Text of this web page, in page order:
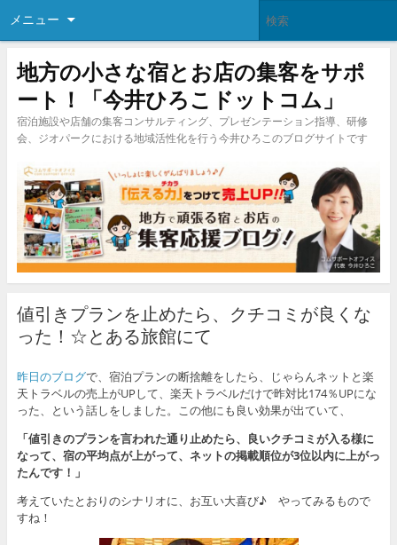
メニュー
地方の小さな宿とお店の集客をサポ
ート！「今井ひろこドットコム」
宿泊施設や店舗の集客コンサルティング、プレゼンテーション指導、研修
会、ジオパークにおける地域活性化を行う今井ひろこのブログサイトです
値引きプランを止めたら、クチコミが良くな
った！☆とある旅館にて
昨日のブログで、宿泊プランの断捨離をしたら、じゃらんネットと楽
天トラベルの売上がUPして、楽天トラベルだけで昨対比174％UPにな
った、という話しをしました。この他にも良い効果が出ていて、
「値引きのプランを言われた通り止めたら、良いクチコミが入る様に
なって、宿の平均点が上がって、ネットの掲載順位が3位以内に上がっ
たんです！」
考えていたとおりのシナリオに、お互い大喜び♪ やってみるもので
すね！